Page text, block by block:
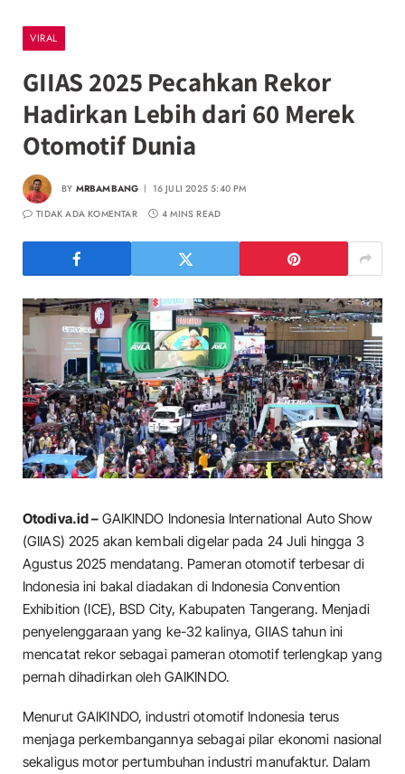
VIRAL
GIIAS 2025 Pecahkan Rekor
Hadirkan Lebih dari 60 Merek
Otomotif Dunia
BY MRBAMBANG
16 JULI 2025 5:40 PM
TIDAK ADA KOMENTAR
4 MINS READ
Otodiva.id – GAIKINDO Indonesia International Auto Show
(GIIAS) 2025 akan kembali digelar pada 24 Juli hingga 3
Agustus 2025 mendatang. Pameran otomotif terbesar di
Indonesia ini bakal diadakan di Indonesia Convention
Exhibition (ICE), BSD City, Kabupaten Tangerang. Menjadi
penyelenggaraan yang ke-32 kalinya, GIIAS tahun ini
mencatat rekor sebagai pameran otomotif terlengkap yang
pernah dihadirkan oleh GAIKINDO.
Menurut GAIKINDO, industri otomotif Indonesia terus
menjaga perkembangannya sebagai pilar ekonomi nasional
sekaligus motor pertumbuhan industri manufaktur. Dalam